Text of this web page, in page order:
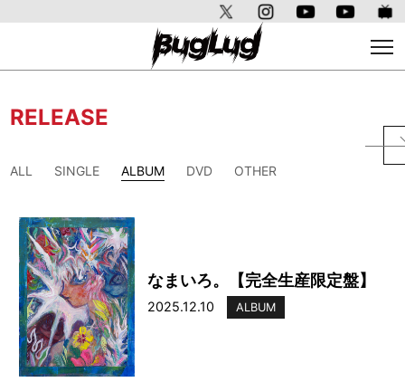
RELEASE
ALL SINGLE ALBUM DVD OTHER
なまいろ。【完全生産限定盤】
2025.12.10 ALBUM